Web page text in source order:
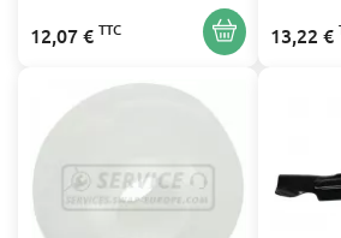
12,07 € TTC 13,22 €